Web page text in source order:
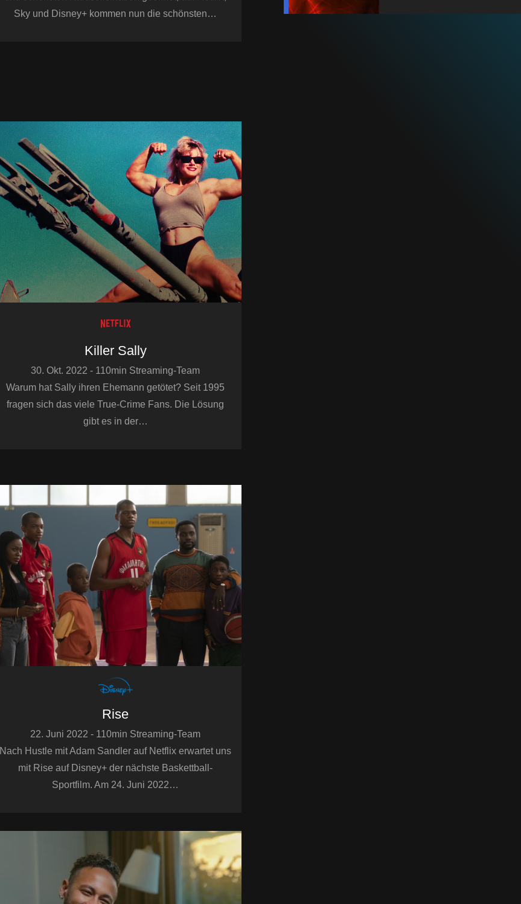
Sky und Disney+ kommen nun die schönsten…
Killer Sally
30. Okt. 2022 - 110min Streaming-Team
Warum hat Sally ihren Ehemann getötet? Seit 1995
fragen sich das viele True-Crime Fans. Die Lösung
gibt es in der…
Rise
22. Juni 2022 - 110min Streaming-Team
Nach Hustle mit Adam Sandler auf Netflix erwartet uns
mit Rise auf Disney+ der nächste Baskettball-
Sportfilm. Am 24. Juni 2022…